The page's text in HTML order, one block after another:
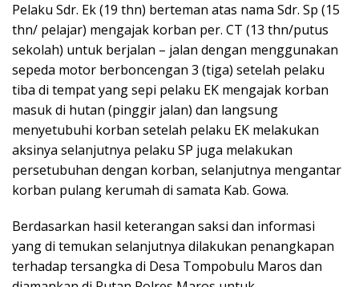
Pelaku Sdr. Ek (19 thn) berteman atas nama Sdr. Sp (15
thn/ pelajar) mengajak korban per. CT (13 thn/putus
sekolah) untuk berjalan – jalan dengan menggunakan
sepeda motor berboncengan 3 (tiga) setelah pelaku
tiba di tempat yang sepi pelaku EK mengajak korban
masuk di hutan (pinggir jalan) dan langsung
menyetubuhi korban setelah pelaku EK melakukan
aksinya selanjutnya pelaku SP juga melakukan
persetubuhan dengan korban, selanjutnya mengantar
korban pulang kerumah di samata Kab. Gowa.
Berdasarkan hasil keterangan saksi dan informasi
yang di temukan selanjutnya dilakukan penangkapan
terhadap tersangka di Desa Tompobulu Maros dan